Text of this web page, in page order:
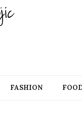
FASHION